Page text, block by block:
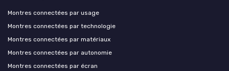
Montres connectées par usage
Montres connectées par technologie
Montres connectées par matériaux
Montres connectées par autonomie
Montres connectées par écran